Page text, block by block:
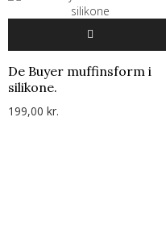
De Buyer muffinsform i
silikone.
199,00 kr.